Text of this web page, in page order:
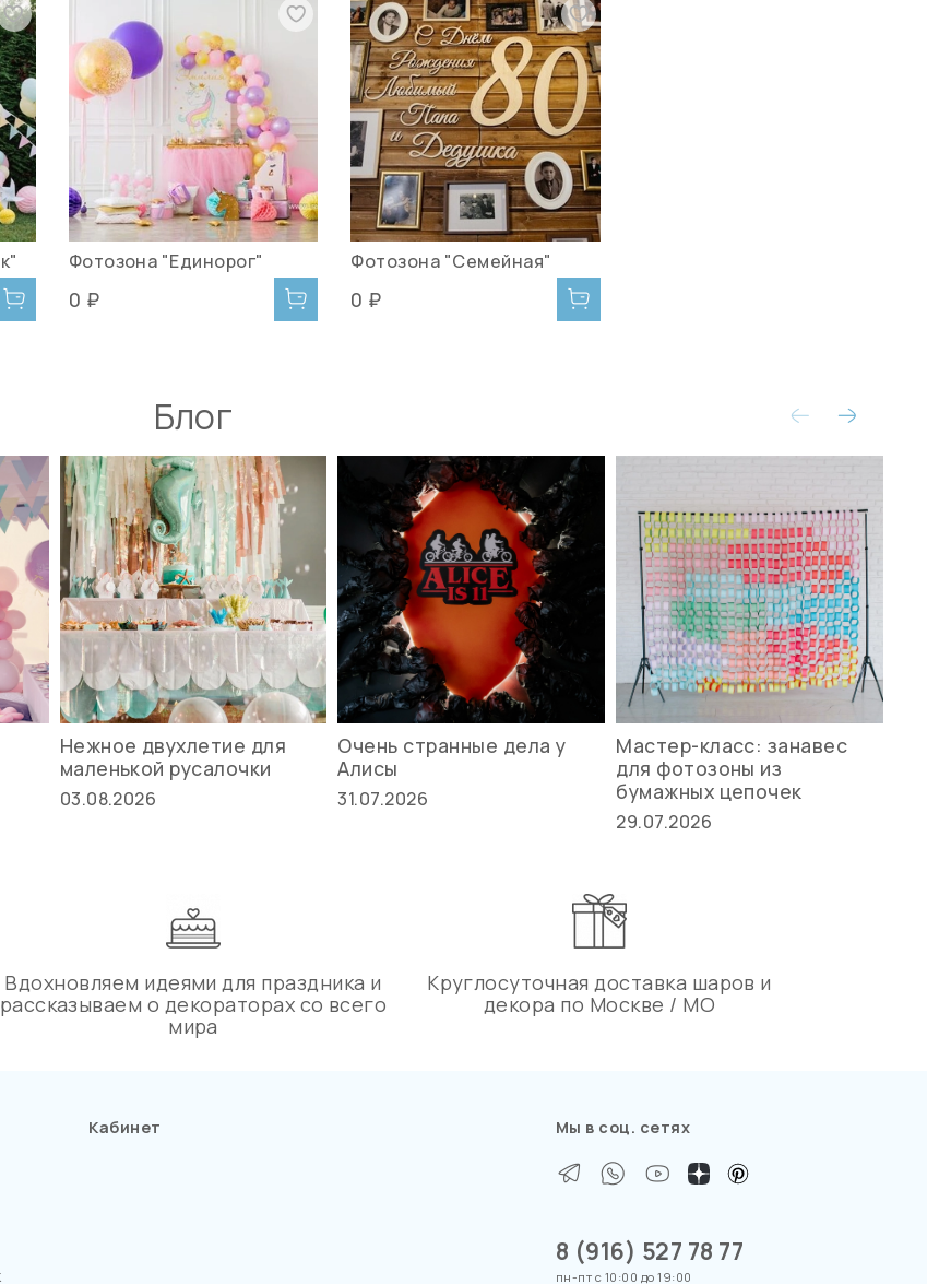
Фотозона "Единорог"
0 ₽
Фотозона "Семейная"
0 ₽
Блог
Нежное двухлетие для
маленькой русалочки
03.08.2026
Очень странные дела у
Алисы
31.07.2026
Мастер-класс: занавес
для фотозоны из
бумажных цепочек
29.07.2026
Вдохновляем идеями для праздника и
рассказываем о декораторах со всего
мира
Круглосуточная доставка шаров и
декора по Москве / МО
Кабинет Мы в соц. сетях
8 (916) 527 78 77
пн-пт с 10:00 до 19:00